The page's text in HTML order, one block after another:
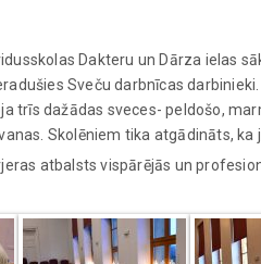
Dakteru un Dārza ielas
Sveču darbnīcas
trīs dažādas sveces- peldošo,
Skolēniem tika atgādināts, ka
atbalsts vispārējās un